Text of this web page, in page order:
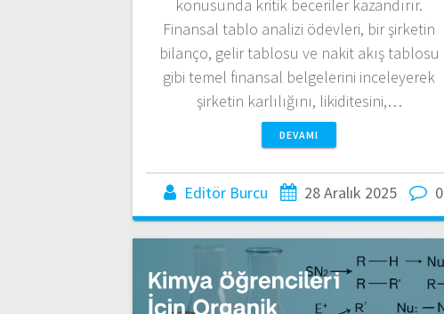
konusunda kritik beceriler kazandırır.
Finansal tablo analizi ödevleri, bir şirketin
bilanço, gelir tablosu ve nakit akış tablosu
gibi temel finansal belgelerini inceleyerek
şirketin karlılığını, likiditesini,…
DEVAMI
Editör Burcu 28 Aralık 2025 0